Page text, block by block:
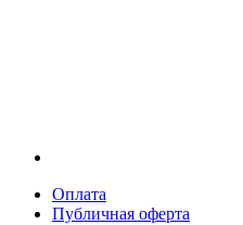
Оплата
Публичная оферта